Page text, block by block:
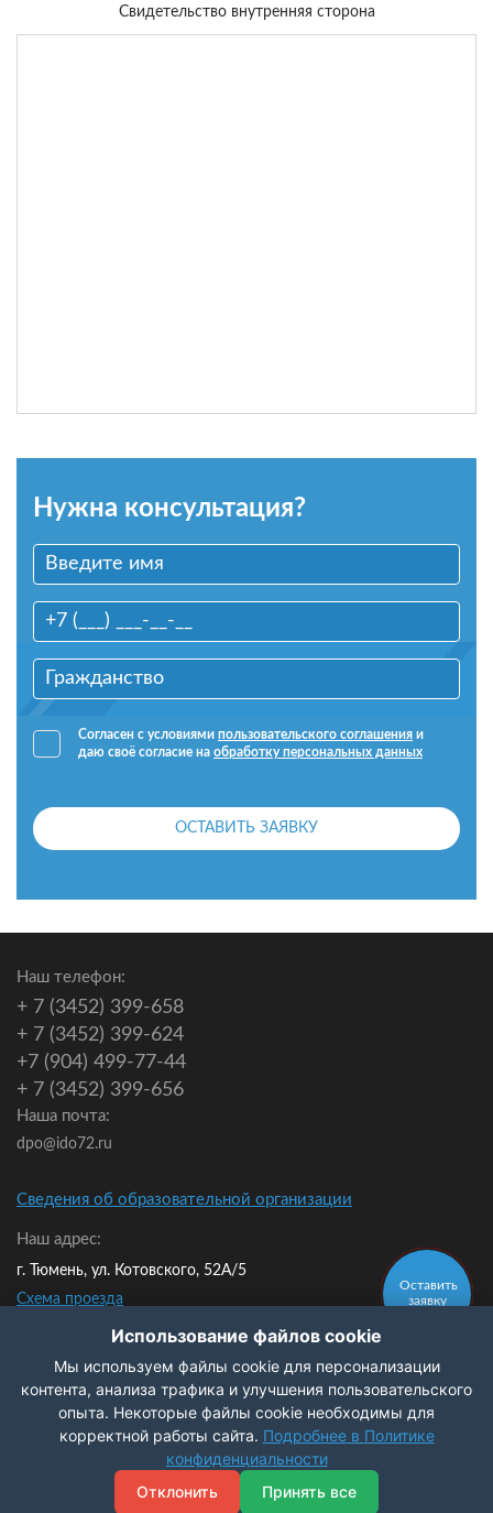
Оставить
заявку
Заказать
звонок
Свидетельство внутренняя сторона
Нужна консультация?
Согласен с условиями пользовательского соглашения и
даю своё согласие на обработку персональных данных
ОСТАВИТЬ ЗАЯВКУ
Наш телефон:
+ 7 (3452) 399-658
+ 7 (3452) 399-624
+7 (904) 499-77-44
+ 7 (3452) 399-656
Наша почта:
dpo@ido72.ru
Сведения об образовательной организации
Наш адрес:
г. Тюмень, ул. Котовского, 52А/5
Схема проезда
Мы в контакте:
Политика конфиденциальности
© 2009-2026 ЧОУ ДПО ИДО
Разработка и продвижение сайта
Digital - агентство
«Приоритет»
Использование файлов cookie
Мы используем файлы cookie для персонализации
контента, анализа трафика и улучшения пользовательского
опыта. Некоторые файлы cookie необходимы для
корректной работы сайта. Подробнее в Политике
конфиденциальности
Отклонить
Принять все